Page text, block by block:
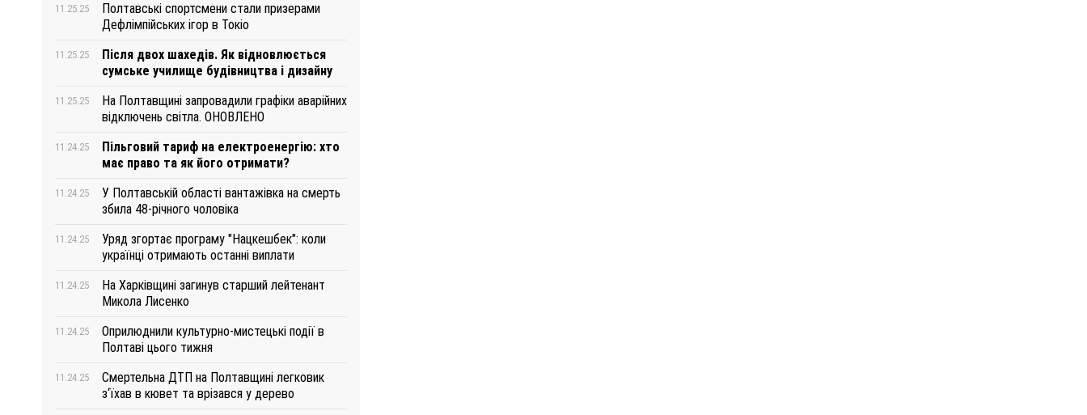
11.25.25
Полтавські спортсмени стали призерами
Дефлімпійських ігор в Токіо
11.25.25
Після двох шахедів. Як відновлюється
сумське училище будівництва і дизайну
11.25.25
На Полтавщині запровадили графіки аварійних
відключень світла. ОНОВЛЕНО
11.24.25
Пільговий тариф на електроенергію: хто
має право та як його отримати?
11.24.25
У Полтавській області вантажівка на смерть
збила 48-річного чоловіка
11.24.25
Уряд згортає програму "Нацкешбек": коли
українці отримають останні виплати
11.24.25
На Харківщині загинув старший лейтенант
Микола Лисенко
11.24.25
Оприлюднили культурно-мистецькі події в
Полтаві цього тижня
11.24.25
Смертельна ДТП на Полтавщині легковик
з‘їхав в кювет та врізався у дерево